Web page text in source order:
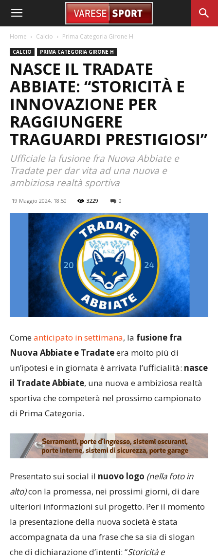
Home Calcio Prima Categoria Girone H
CALCIO PRIMA CATEGORIA GIRONE H
NASCE IL TRADATE
ABBIATE: “STORICITÀ E
INNOVAZIONE PER
RAGGIUNGERE
TRAGUARDI PRESTIGIOSI”
Ufficiale la fusione fra Nuova Abbiate e
Tradate per dar vita ad una nuova e
ambiziosa realtà sportiva
19 Maggio 2024, 18:50 3229 0
Comeanticipato in settimana, la fusione fra
Nuova Abbiate e Tradateera molto più di
un’ipotesi e in giornata è arrivata l’ufficialità: nasce
il Tradate Abbiate, una nuova e ambiziosa realtà
sportiva che competerà nel prossimo campionato
di Prima Categoria.
Presentato sui social il nuovo logo (nella foto in
alto)con la promessa, nei prossimi giorni, di dare
ulteriori informazioni sul progetto. Per il momento
la presentazione della nuova società è stata
accompagnata da una frase che sa sia di slogan
che di dichiarazione d’intenti: “Storicità e